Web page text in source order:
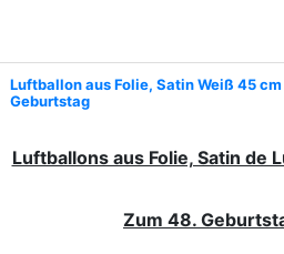
Luftballon aus Folie, Satin Weiß 45
Geburtstag
Luftballons aus Folie, Satin de
Zum 48.